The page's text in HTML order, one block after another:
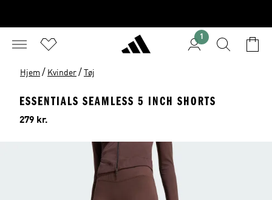
1
Hjem / Kvinder / Tøj
ESSENTIALS SEAMLESS 5 INCH SHORTS
Pris
279 kr.